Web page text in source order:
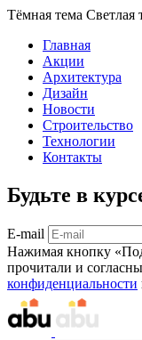
Тёмная тема Светлая
Главная
Акции
Архитектура
Дизайн
Новости
Строительство
Технологии
Контакты
Будьте в
E-mail
Нажимая кнопку
прочитали и
конфиденциальности